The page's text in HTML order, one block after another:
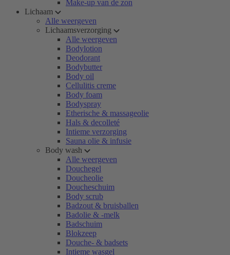
Make-up van de zon
Lichaam
Alle weergeven
Lichaamsverzorging
Alle weergeven
Bodylotion
Deodorant
Bodybutter
Body oil
Cellulitis creme
Body foam
Bodyspray
Etherische & massageolie
Hals & decolleté
Intieme verzorging
Sauna olie & infusie
Body wash
Alle weergeven
Douchegel
Doucheolie
Doucheschuim
Body scrub
Badzout & bruisballen
Badolie & -melk
Badschuim
Blokzeep
Douche- & badsets
Intieme wasgel